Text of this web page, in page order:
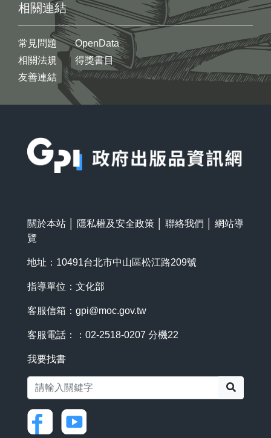
相關連結
常見問題
相關法規
友善連結
OpenData
得獎書目
關於本站 隱私權及安全政策 聯絡我們
網站導
覽
地址：10491台北市中山區松江路209號
指導單位：文化部
客服信箱： gpi@moc.gov.tw
客服電話：：02-2518-0207 分機22
我要找書